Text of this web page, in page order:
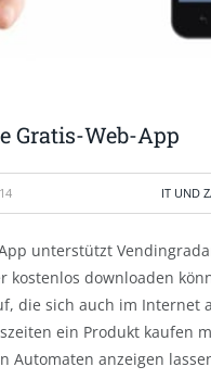
Gratis-Web-App
IT UND
unterstützt
kostenlos downloaden
die sich auch im
ein Produkt kaufen
Automaten anzeigen